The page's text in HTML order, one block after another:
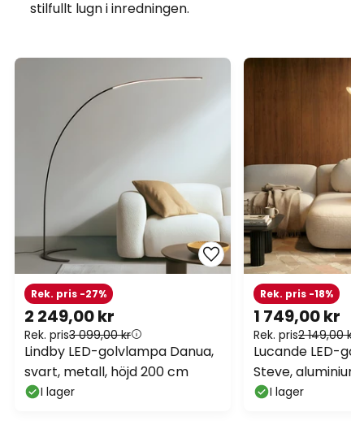
stilfullt lugn i inredningen.
2 249,00 kr
Rek. pris3 099,00 kr
Rek. pris -27%
Lindby LED-golvlampa Danua,
svart, metall, höjd 200 cm
I lager
1 749,00 kr
Rek. pris2 149,00 kr
Rek. pris -18%
Lucande LED-
Steve,
dimbar
I lager